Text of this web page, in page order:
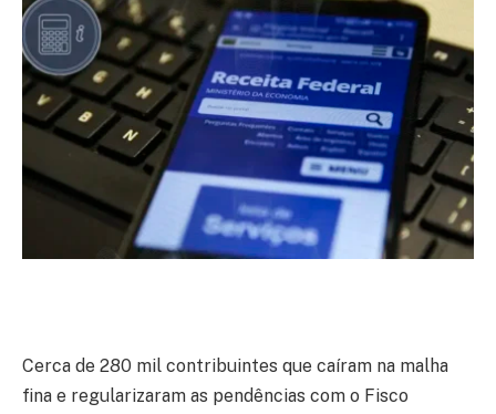
Cerca de 280 mil contribuintes que caíram na malha
fina e regularizaram as pendências com o Fisco